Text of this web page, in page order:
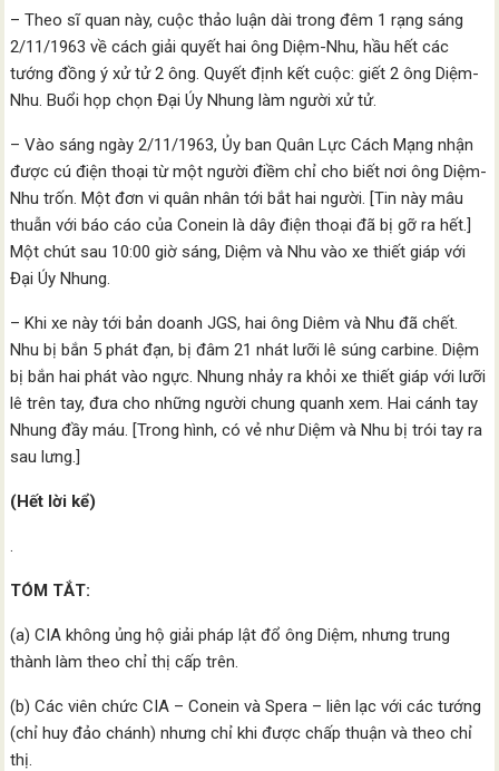
– Theo sĩ quan này, cuộc thảo luận dài trong đêm 1 rạng sáng
2/11/1963 về cách giải quyết hai ông Diệm-Nhu, hầu hết các
tướng đồng ý xử tử 2 ông. Quyết định kết cuộc: giết 2 ông Diệm-
Nhu. Buổi họp chọn Đại Úy Nhung làm người xử tử.
– Vào sáng ngày 2/11/1963, Ủy ban Quân Lực Cách Mạng nhận
được cú điện thoại từ một người điềm chỉ cho biết nơi ông Diệm-
Nhu trốn. Một đơn vi quân nhân tới bắt hai người. [Tin này mâu
thuẫn với báo cáo của Conein là dây điện thoại đã bị gỡ ra hết.]
Một chút sau 10:00 giờ sáng, Diệm và Nhu vào xe thiết giáp với
Đại Úy Nhung.
– Khi xe này tới bản doanh JGS, hai ông Diêm và Nhu đã chết.
Nhu bị bắn 5 phát đạn, bị đâm 21 nhát lưỡi lê súng carbine. Diệm
bị bắn hai phát vào ngực. Nhung nhảy ra khỏi xe thiết giáp với lưỡi
lê trên tay, đưa cho những người chung quanh xem. Hai cánh tay
Nhung đầy máu. [Trong hình, có vẻ như Diệm và Nhu bị trói tay ra
sau lưng.]
(Hết lời kể)
.
TÓM TẮT:
(a) CIA không ủng hộ giải pháp lật đổ ông Diệm, nhưng trung
thành làm theo chỉ thị cấp trên.
(b) Các viên chức CIA – Conein và Spera – liên lạc với các tướng
(chỉ huy đảo chánh) nhưng chỉ khi được chấp thuận và theo chỉ
thị.